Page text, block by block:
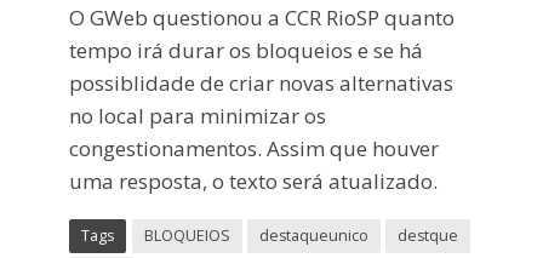
O GWeb questionou a CCR RioSP quanto
tempo irá durar os bloqueios e se há
possiblidade de criar novas alternativas
no local para minimizar os
congestionamentos. Assim que houver
uma resposta, o texto será atualizado.
Tags BLOQUEIOS destaqueunico
destque